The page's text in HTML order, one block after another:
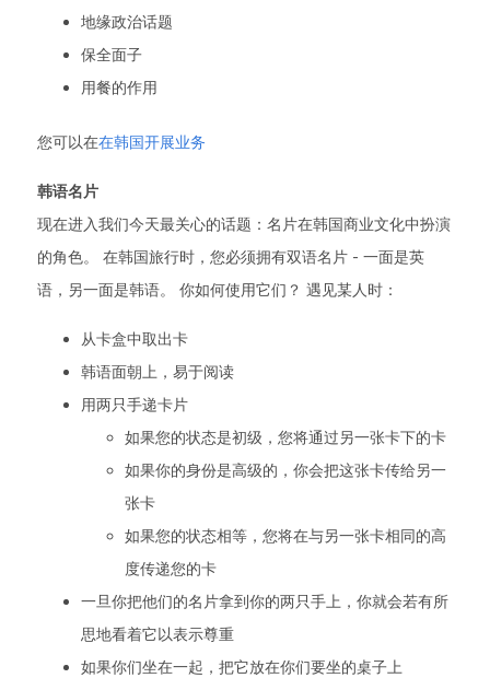
地缘政治话题
保全面子
用餐的作用
您可以在在韩国开展业务
韩语名片
现在进入我们今天最关心的话题：名片在韩国商业文化中扮演
的角色。 在韩国旅行时，您必须拥有双语名片 - 一面是英
语，另一面是韩语。 你如何使用它们？ 遇见某人时：
从卡盒中取出卡
韩语面朝上，易于阅读
用两只手递卡片
如果您的状态是初级，您将通过另一张卡下的卡
如果你的身份是高级的，你会把这张卡传给另一
张卡
如果您的状态相等，您将在与另一张卡相同的高
度传递您的卡
一旦你把他们的名片拿到你的两只手上，你就会若有所
思地看着它以表示尊重
如果你们坐在一起，把它放在你们要坐的桌子上